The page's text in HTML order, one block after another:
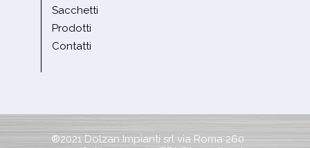
Sacchetti
Prodotti
Contatti
®2021 Dolzan Impianti srl via Roma 260